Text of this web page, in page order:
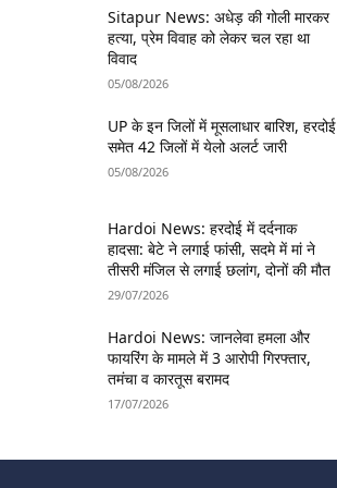
Sitapur News: अधेड़ की गोली मारकर
हत्या, प्रेम विवाह को लेकर चल रहा था
विवाद
05/08/2026
UP के इन जिलों में मूसलाधार बारिश, हरदोई
समेत 42 जिलों में येलो अलर्ट जारी
05/08/2026
Hardoi News: हरदोई में दर्दनाक
हादसा: बेटे ने लगाई फांसी, सदमे में मां ने
तीसरी मंजिल से लगाई छलांग, दोनों की मौत
29/07/2026
Hardoi News: जानलेवा हमला और
फायरिंग के मामले में 3 आरोपी गिरफ्तार,
तमंचा व कारतूस बरामद
17/07/2026